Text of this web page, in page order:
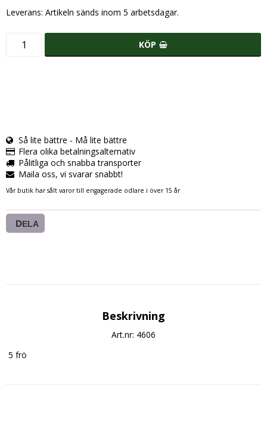
Leverans: Artikeln sänds inom 5 arbetsdagar.
KÖP
Så lite bättre - Må lite bättre
Flera olika betalningsalternativ
Pålitliga och snabba transporter
Maila oss, vi svarar snabbt!
Vår butik har sålt varor till engagerade odlare i över 15 år
DELA
Beskrivning
Art.nr: 4606
5 frö